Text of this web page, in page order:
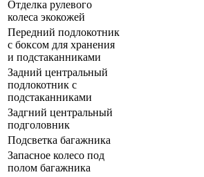
Отделка рулевого
колеса экокожей
Передний подлокотник
с боксом для хранения
и подстаканниками
Задний центральный
подлокотник с
подстаканниками
Задгний центральный
подголовник
Подсветка багажника
Запасное колесо под
полом багажника